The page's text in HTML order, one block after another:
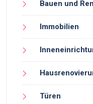
Bauen und
Immobilien
Türen